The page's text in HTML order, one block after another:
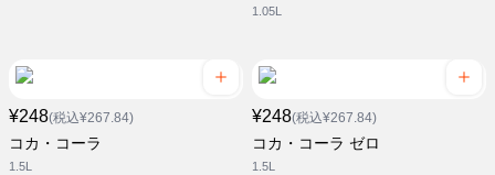
1.05L
¥248(税込¥267.84)
コカ・コーラ
1.5L
¥248(税込¥267.84)
コカ・コーラ ゼロ
1.5L